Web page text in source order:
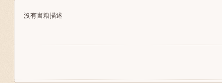
沒有書籍描述